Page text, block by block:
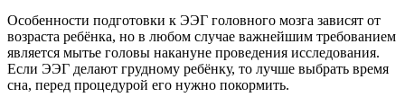
Особенности подготовки к ЭЭГ головного мозга зависят от
возраста ребёнка, но в любом случае важнейшим требованием
является мытье головы накануне проведения исследования.
Если ЭЭГ делают грудному ребёнку, то лучше выбрать время
сна, перед процедурой его нужно покормить.